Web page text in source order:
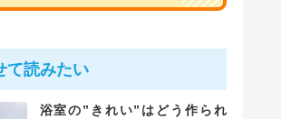
て読みたい
浴室の”きれい”はどう作られ